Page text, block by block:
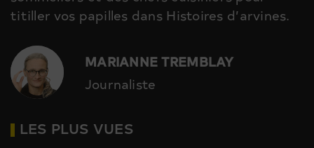
titiller vos papilles dans Histoires d’arvines.
MARIANNE TREMBLAY
Journaliste
LES PLUS VUES